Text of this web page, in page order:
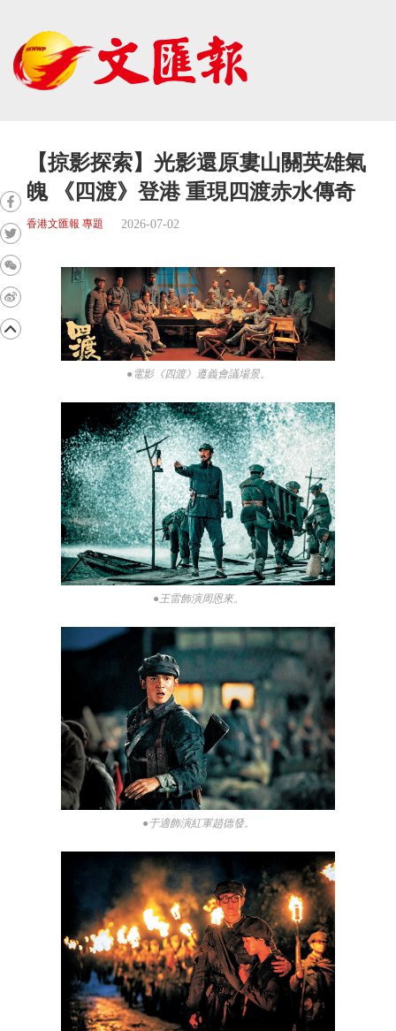
【掠影探索】光影還原婁山關英雄氣
魄 《四渡》登港 重現四渡赤水傳奇
香港文匯報 專題 2026-07-02
●電影《四渡》遵義會議場景。
●王雷飾演周恩來。
●于適飾演紅軍趙德發。